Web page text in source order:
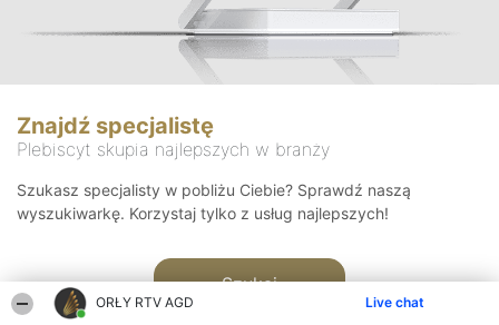
ORŁY RTV AGD Live chat
Znajdź specjalistę
Plebiscyt skupia najlepszych w branży
Szukasz specjalisty w pobliżu Ciebie? Sprawdź naszą
wyszukiwarkę. Korzystaj tylko z usług najlepszych!
Szukaj